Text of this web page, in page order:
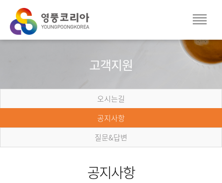
고객지원
오시는길
공지사항
질문&답변
공지사항